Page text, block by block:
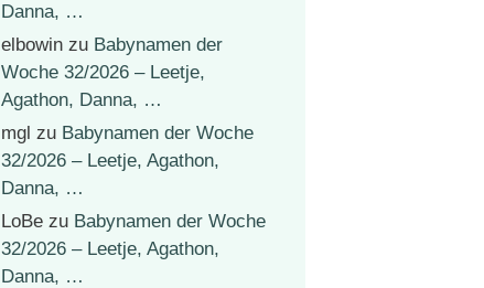
Danna, …
elbowin zu Babynamen der
Woche 32/2026 – Leetje,
Agathon, Danna, …
mgl zu Babynamen der Woche
32/2026 – Leetje, Agathon,
Danna, …
LoBe zu Babynamen der Woche
32/2026 – Leetje, Agathon,
Danna, …